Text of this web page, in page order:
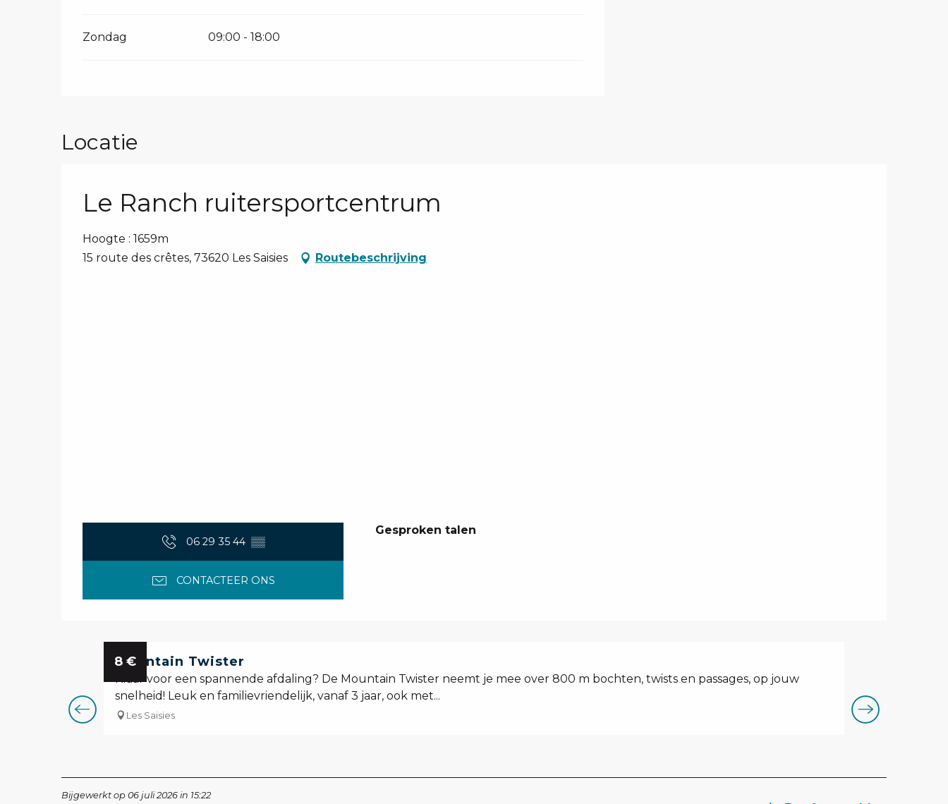
Zondag 09:00 - 18:00
Locatie
Le Ranch ruitersportcentrum
Hoogte : 1659m
15 route des crêtes, 73620 Les Saisies
Routebeschrijving
06 29 35 44 ▒▒
CONTACTEER ONS
Gesproken talen
Gesproken talen
8 €
Mountain Twister
Klaar voor een spannende afdaling? De Mountain Twister neemt je mee over 800 m bochten, twists en passages, op jouw
snelheid! Leuk en familievriendelijk, vanaf 3 jaar, ook met...
Les Saisies
Les Saisies
Bijgewerkt op 06 juli 2026 in 15:22